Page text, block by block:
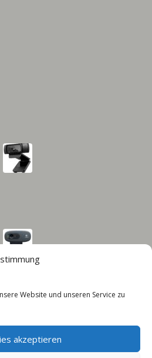
Website und unseren Service zu
akzeptieren